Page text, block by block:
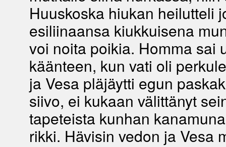
Huuskoska hiukan heilutteli
esiliinaansa kiukkuisena
voi noita poikia. Homma sai
käänteen, kun vati oli
ja Vesa pläjäytti egun
siivo, ei kukaan välittänyt
tapeteista kunhan
rikki. Hävisin vedon ja Vesa